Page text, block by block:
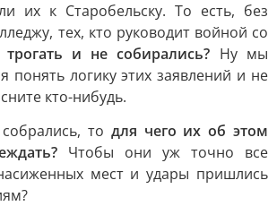
их к Старобельску. То есть, без
тех, кто руководит войной со
трогать и не собирались? Ну мы
понять логику этих заявлений и не
кто-нибудь.
то для чего их об этом
Чтобы они уж точно все
мест и удары пришлись